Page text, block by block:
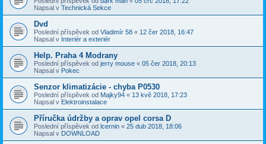
Napsal v Technická Sekce
Dvd
Poslední příspěvek od Vladimír 58 « 12 čer 2018, 16:47
Napsal v Interiér a exteriér
Help. Praha 4 Modrany
Poslední příspěvek od jerry mouse « 05 čer 2018, 20:13
Napsal v Pokec
Senzor klimatizácie - chyba P0530
Poslední příspěvek od Majky94 « 13 kvě 2018, 17:23
Napsal v Elektroinstalace
Příručka údržby a oprav opel corsa D
Poslední příspěvek od lcernin « 25 dub 2018, 18:06
Napsal v DOWNLOAD